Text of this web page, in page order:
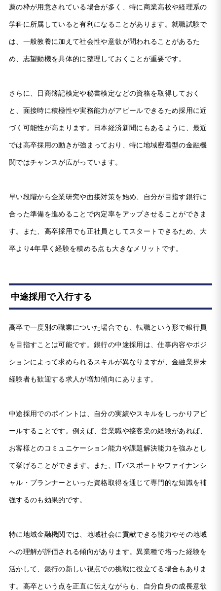
薦の枠が用意されている場合が多く、特に商業高校や経理系の
学科に所属していると有利になることがあります。就職試験で
は、一般教養に加えて社会性や意欲が問われることがあるた
め、志望動機を具体的に整理しておくことが重要です。
さらに、日商簿記検定や秘書検定などの資格を取得しておく
と、面接時に積極性や実務能力がアピールできるため採用に近
づく可能性が高まります。日本経済新聞にもあるように、最近
では高卒採用の動きが強まっており、特に地域密着型の金融機
関ではチャンスが広がっています。
早い段階から企業研究や面接対策を始め、自分が目指す銀行に
合った準備を進めることで内定率をアップさせることができま
す。また、高卒採用でも正社員としてスタートできるため、大
卒より4年早く経験を積める点も大きなメリットです。
中途採用で入行する
高卒で一度別の職業についた場合でも、転職という形で銀行員
を目指すことは可能です。銀行の中途採用は、仕事内容やポジ
ションによって求められるスキルが異なりますが、金融業界未
経験者も歓迎する求人が増加傾向にあります。
中途採用でのポイントは、自分の実績やスキルをしっかりアピ
ールすることです。例えば、営業職や接客業の経験があれば、
お客様とのコミュニケーション能力や課題解決能力を強みとし
て挙げることができます。また、ITパスポートやファイナンシ
ャル・プランナーといった資格取得を通じて専門的な知識を補
強するのも効果的です。
特に地域金融機関では、地域社会に貢献できる能力やその地域
への理解が評価される傾向があります。異業種で培った経験を
活かして、銀行の新しい視点での挑戦に役立てる場合もありま
す。高卒という点を正直に伝えながらも、自分自身の成長意欲